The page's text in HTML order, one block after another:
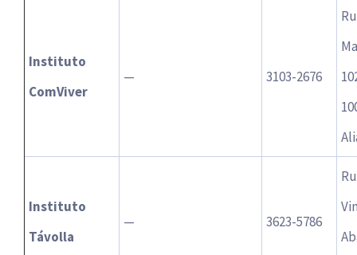
Instituto
ComViver
— 3103-2676
Instituto
Távolla
— 3623-5786